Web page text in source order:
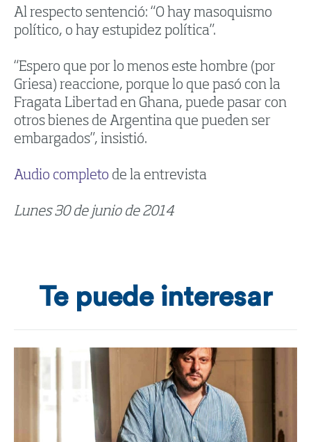
Al respecto sentenció: “O hay masoquismo
político, o hay estupidez política”.
“Espero que por lo menos este hombre (por
Griesa) reaccione, porque lo que pasó con la
Fragata Libertad en Ghana, puede pasar con
otros bienes de Argentina que pueden ser
embargados”, insistió.
Audio completo de la entrevista
Lunes 30 de junio de 2014
Te puede interesar